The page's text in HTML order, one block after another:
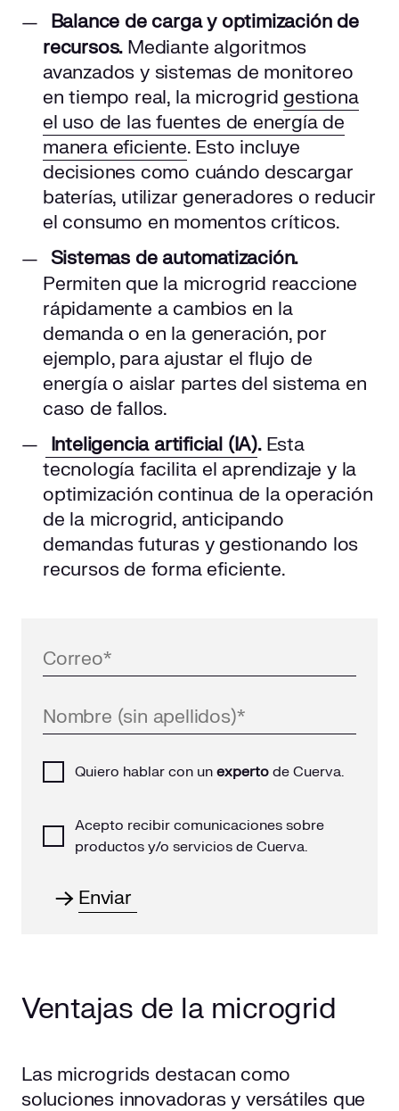
Balance de carga y optimización de
recursos. Mediante algoritmos
avanzados y sistemas de monitoreo
en tiempo real, la microgrid gestiona
el uso de las fuentes de energía de
manera eficiente. Esto incluye
decisiones como cuándo descargar
baterías, utilizar generadores o reducir
el consumo en momentos críticos.
Sistemas de automatización.
Permiten que la microgrid reaccione
rápidamente a cambios en la
demanda o en la generación, por
ejemplo, para ajustar el flujo de
energía o aislar partes del sistema en
caso de fallos.
Inteligencia artificial (IA). Esta
tecnología facilita el aprendizaje y la
optimización continua de la operación
de la microgrid, anticipando
demandas futuras y gestionando los
recursos de forma eficiente.
Quiero hablar con un experto de Cuerva.
Acepto recibir comunicaciones sobre
productos y/o servicios de Cuerva.
Ventajas de la microgrid
Las microgrids destacan como
soluciones innovadorasy versátiles que